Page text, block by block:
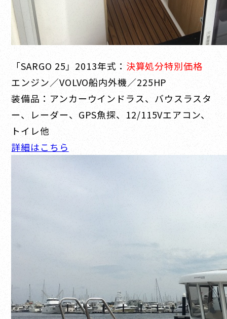
「SARGO 25」2013年式： 決算処分特別価格
エンジン／VOLVO船内外機／225HP
装備品：アンカーウインドラス、バウスラスタ
ー、レーダー、GPS魚探、12/115Vエアコン、
トイレ他
詳細はこちら